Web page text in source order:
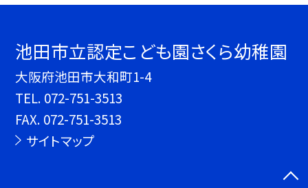
池田市立認定こども園さくら幼稚園
大阪府池田市大和町1-4
TEL. 072-751-3513
FAX. 072-751-3513
サイトマップ